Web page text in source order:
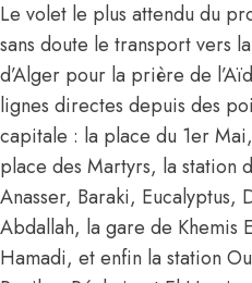
Le volet le plus attendu du
sans doute le transport vers
d’Alger pour la prière de
lignes directes depuis des
capitale : la place du 1er
place des Martyrs, la station
Anasser, Baraki, Eucalyptus,
Abdallah, la gare de Khemis
Hamadi, et enfin la station